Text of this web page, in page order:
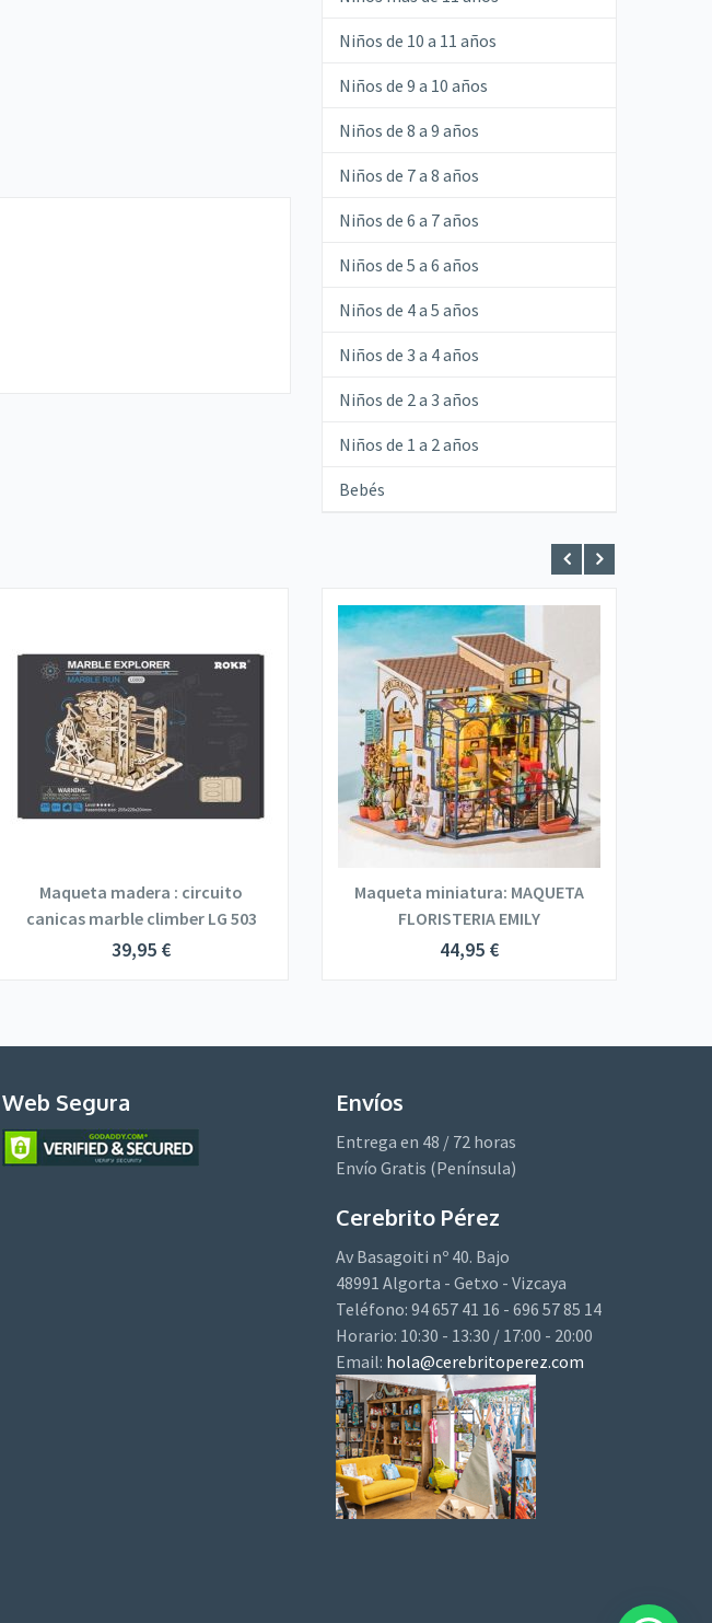
Niños de 10 a 11 años
Niños de 9 a 10 años
Niños de 8 a 9 años
Niños de 7 a 8 años
Niños de 6 a 7 años
Niños de 5 a 6 años
Niños de 4 a 5 años
Niños de 3 a 4 años
Niños de 2 a 3 años
Niños de 1 a 2 años
Bebés
Maqueta madera : circuito
canicas marble climber LG 503
39,95 €
Maqueta miniatura: MAQUETA
FLORISTERIA EMILY
44,95 €
Web Segura Envíos
Entrega en 48 / 72 horas
Envío Gratis (Península)
Cerebrito Pérez
Av Basagoiti nº 40. Bajo
48991 Algorta - Getxo - Vizcaya
Teléfono: 94 657 41 16 - 696 57 85 14
Horario: 10:30 - 13:30 / 17:00 - 20:00
Email: hola@cerebritoperez.com